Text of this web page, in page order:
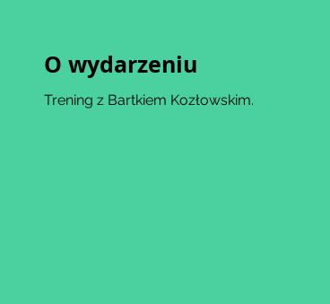
O wydarzeniu
Trening z Bartkiem Kozłowskim.